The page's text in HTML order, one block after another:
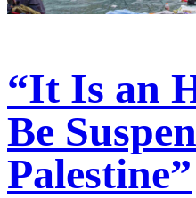
“It Is an
Be
Palestine”